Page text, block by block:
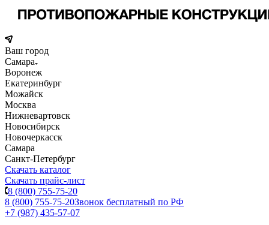
Ваш город
Самара
Воронеж
Екатеринбург
Можайск
Москва
Нижневартовск
Новосибирск
Новочеркасск
Самара
Санкт-Петербург
Скачать каталог
Скачать прайс-лист
8 (800) 755-75-20
8 (800) 755-75-20Звонок бесплатный по РФ
+7 (987) 435-57-07